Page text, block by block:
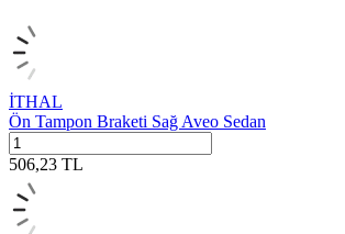
İTHAL
Ön Tampon Braketi Sağ Aveo Sedan
506,23 TL